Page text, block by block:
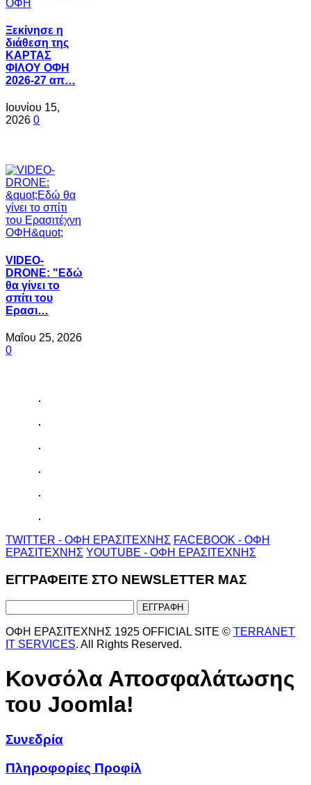
Ξεκίνησε η
διάθεση της
ΚΑΡΤΑΣ
ΦΙΛΟΥ ΟΦΗ
2026-27 απ…
Ιουνίου 15,
2026 0
VIDEO-
DRONE: "Εδώ
θα γίνει το
σπίτι του
Ερασι…
Μαΐου 25, 2026
0
TWITTER - ΟΦΗ ΕΡΑΣΙΤΕΧΝΗΣ FACEBOOK - ΟΦΗ
ΕΡΑΣΙΤΕΧΝΗΣ YOUTUBE - ΟΦΗ ΕΡΑΣΙΤΕΧΝΗΣ
ΕΓΓΡΑΦΕΙΤΕ ΣΤΟ NEWSLETTER ΜΑΣ
ΟΦΗ ΕΡΑΣΙΤΕΧΝΗΣ 1925 OFFICIAL SITE © TERRANET
IT SERVICES. All Rights Reserved.
Κονσόλα Αποσφαλάτωσης
του Joomla!
Συνεδρία
Πληροφορίες Προφίλ